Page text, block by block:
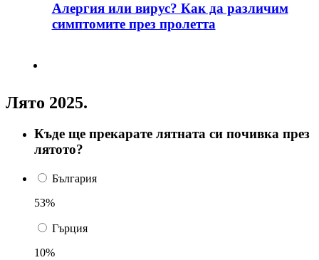
Алергия или вирус? Как да различим
симптомите през пролетта
Лято 2025.
Къде ще прекарате лятната си почивка през
лятото?
България
53%
Гърция
10%